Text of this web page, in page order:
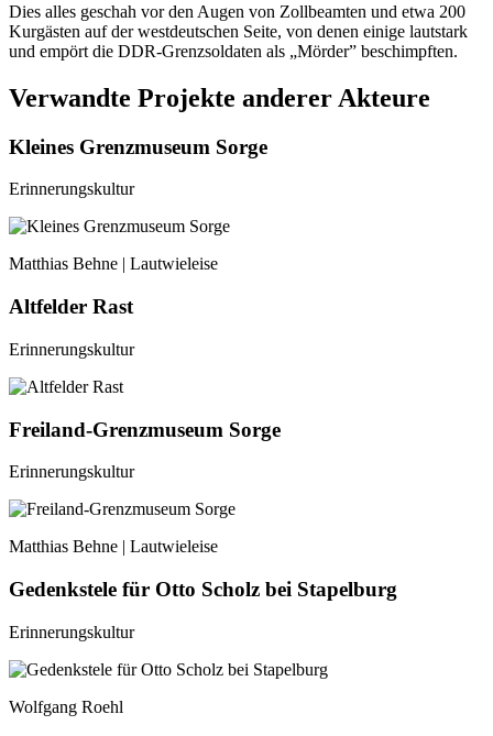
Dies alles geschah vor den Augen von Zollbeamten und etwa 200
Kurgästen auf der westdeutschen Seite, von denen einige lautstark
und empört die DDR-Grenzsoldaten als „Mörder” beschimpften.
Verwandte Projekte anderer Akteure
Kleines Grenzmuseum Sorge
Erinnerungskultur
Matthias Behne | Lautwieleise
Altfelder Rast
Erinnerungskultur
Freiland-Grenzmuseum Sorge
Erinnerungskultur
Matthias Behne | Lautwieleise
Gedenkstele für Otto Scholz bei Stapelburg
Erinnerungskultur
Wolfgang Roehl